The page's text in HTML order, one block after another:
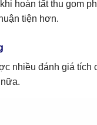
hoàn tất thu gom
tiện hơn.
nhiều đánh giá tích